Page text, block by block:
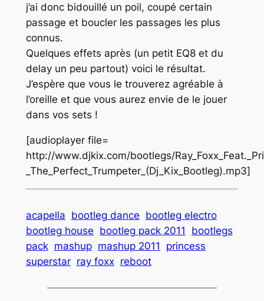
j’ai donc bidouillé un poil, coupé certain
passage et boucler les passages les plus
connus.
Quelques effets après (un petit EQ8 et du
delay un peu partout) voici le résultat.
J’espère que vous le trouverez agréable à
l’oreille et que vous aurez envie de le jouer
dans vos sets !
[audioplayer file=
http://www.djkix.com/bootlegs/
_The_Perfect_Trumpeter_(Dj_Kix_Bootleg).mp3]
acapella bootleg dance bootleg electro
bootleg house bootleg pack 2011
bootlegs
pack mashup mashup 2011
princess
superstar ray foxx reboot